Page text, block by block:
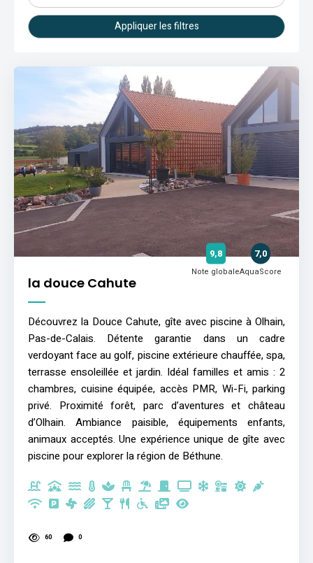
Appliquer les filtres
la douce Cahute
9,8
Note globale
7,0
AquaScore
Découvrez la Douce Cahute, gîte avec piscine à Olhain,
Pas-de-Calais. Détente garantie dans un cadre
verdoyant face au golf, piscine extérieure chauffée, spa,
terrasse ensoleillée et jardin. Idéal familles et amis : 2
chambres, cuisine équipée, accès PMR, Wi-Fi, parking
privé. Proximité forêt, parc d’aventures et château
d’Olhain. Ambiance paisible, équipements enfants,
animaux acceptés. Une expérience unique de gîte avec
piscine pour explorer la région de Béthune.
60 0